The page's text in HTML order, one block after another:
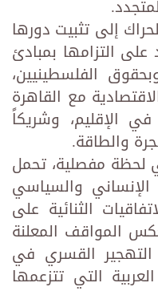
إلى تثبيت دورها
التزامها بمبادئ
الفلسطينيين،
مع القاهرة
الإقليم، وشريكاً
والطاقة.
لحظة مفصلية، تحمل
الإنساني والسياسي
الثنائية على
المواقف المعلنة
التهجير القسري في
التي تتزعمها